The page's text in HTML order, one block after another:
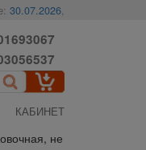
30.07.2026,
КАБИНЕТ
не является